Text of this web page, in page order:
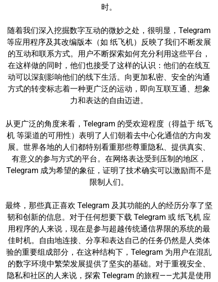
时。
随着我们深入挖掘数字互动的微妙之处，很明显，Telegram
等应用程序及其改编版本（如 纸飞机）反映了我们不断发展
的互动和联系方式。用户不断探索如何充分利用这些平台，
在这样做的同时，他们也接受了这样的认识：他们的在线互
动可以深刻影响他们的线下生活。向更加私密、安全的沟通
方式的转变标志着一种更广泛的运动，即向互联互通、想象
力和表达的自由迈进。
从更广泛的角度来看，Telegram 的受欢迎程度（得益于 纸飞
机 等渠道的可用性）表明了人们朝着去中心化通信的方向发
展。世界各地的人们都特别看重那些尊重隐私、提供真实、
有意义的参与方式的平台。在网络表达受到压制的地区，
Telegram 成为希望的象征，证明了技术确实可以激励而不是
限制人们。
最终，那些真正喜欢 Telegram 及其功能的人的经历分享了坚
韧和创新的信息。对于任何想要下载 Telegram 或 纸飞机 应
用程序的人来说，现在是参与超越传统通信界限的系统的最
佳时机。自由地连接、分享和表达自己的任务仍然是人类体
验的重要组成部分，在这种结构下，Telegram 为用户在混乱
的数字环境中繁荣发展提供了坚实的基础。对于重视安全、
隐私和社区的人来说，探索 Telegram 的旅程——尤其是使用